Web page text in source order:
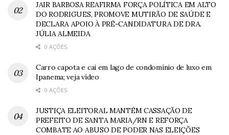
JAIR BARBOSA REAFIRMA FORÇA POLÍTICA EM ALTO
DO RODRIGUES, PROMOVE MUTIRÃO DE SAÚDE E
DECLARA APOIO À PRÉ-CANDIDATURA DE DRA.
JÚLIA ALMEIDA
0 AÇÕES
Carro capota e cai em lago de condomínio de luxo em
Ipanema; veja vídeo
0 AÇÕES
JUSTIÇA ELEITORAL MANTÉM CASSAÇÃO DE
PREFEITO DE SANTA MARIA/RN E REFORÇA
COMBATE AO ABUSO DE PODER NAS ELEIÇÕES